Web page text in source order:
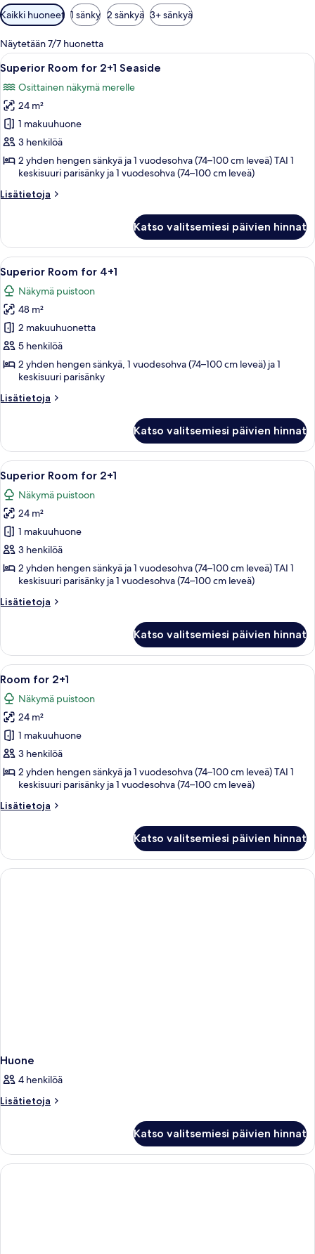
Huoneille
saatavilla
olevia
suodattimia
Kaikki huoneet 1 sänky 2 sänkyä 3+ sänkyä
Näytetään 7/7 huonetta
Avaa
kaikki
huonetyypin
Superior
Room
for
2+1
Seaside
kuvat
Moderni hotellihuone, jossa on suuri
5
Superior Room for 2+1 Seaside
Osittainen näkymä merelle
24 m²
1 makuuhuone
3 henkilöä
2 yhden hengen sänkyä ja 1 vuodesohva (74–100 cm leveä) TAI 1
keskisuuri parisänky ja 1 vuodesohva (74–100 cm leveä)
Lisätietoja
Lisätietoja
for
2+1
Seaside
Katso valitsemiesi päivien hinnat
Avaa
kaikki
huonetyypin
Superior
Room
for
4+1
kuvat
Moderni hotellihuone, jossa on
5
Superior Room for 4+1
Näkymä puistoon
48 m²
2 makuuhuonetta
5 henkilöä
2 yhden hengen sänkyä, 1 vuodesohva (74–100 cm leveä) ja 1
keskisuuri parisänky
Lisätietoja
Lisätietoja
for
4+1
Katso valitsemiesi päivien hinnat
Avaa
kaikki
huonetyypin
Superior
Room
for
2+1
kuvat
Moderni hotellihuone, jossa on
5
Superior Room for 2+1
Näkymä puistoon
24 m²
1 makuuhuone
3 henkilöä
2 yhden hengen sänkyä ja 1 vuodesohva (74–100 cm leveä) TAI 1
keskisuuri parisänky ja 1 vuodesohva (74–100 cm leveä)
Lisätietoja
Lisätietoja
for
2+1
Katso valitsemiesi päivien hinnat
Avaa
kaikki
huonetyypin
Room
for
2+1
kuvat
Moderni hotellihuone, jossa on
5
Room for 2+1
Näkymä puistoon
24 m²
1 makuuhuone
3 henkilöä
2 yhden hengen sänkyä ja 1 vuodesohva (74–100 cm leveä) TAI 1
keskisuuri parisänky ja 1 vuodesohva (74–100 cm leveä)
Lisätietoja
Lisätietoja
2+1
Katso valitsemiesi päivien hinnat
Huone
4 henkilöä
Lisätietoja
Lisätietoja
Katso valitsemiesi päivien hinnat